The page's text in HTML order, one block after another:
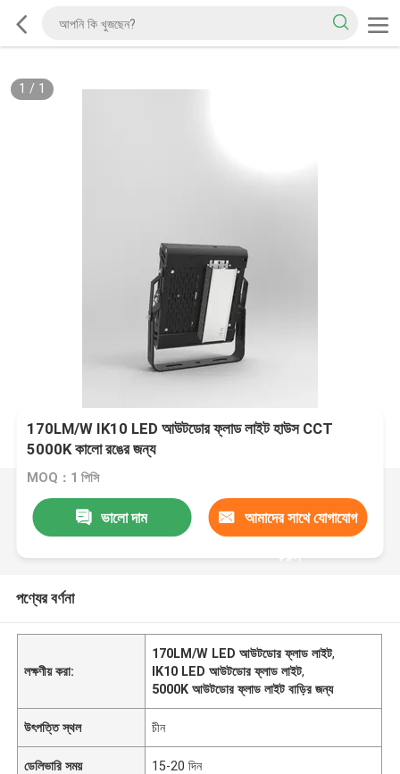
1 / 1
170LM/W IK10 LED আউটডোর ফ্লাড লাইট হাউস CCT
5000K কালো রঙের জন্য
MOQ：1 পিসি
ভালো দাম আমাদের সাথে যোগাযোগ
করুন
পণ্যের বর্ণনা
লক্ষণীয় করা:
170LM/W LED আউটডোর ফ্লাড লাইট,
IK10 LED আউটডোর ফ্লাড লাইট,
5000K আউটডোর ফ্লাড লাইট বাড়ির জন্য
উৎপত্তি স্থল চীন
ডেলিভারি সময় 15-20 দিন